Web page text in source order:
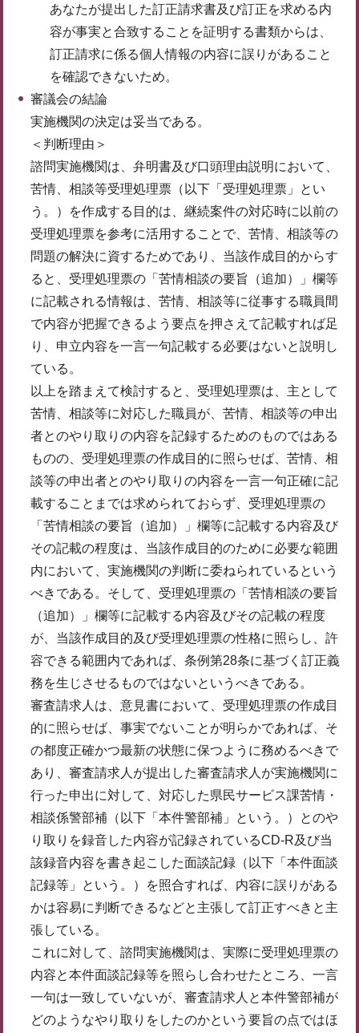
あなたが提出した訂正請求書及び訂正を求める内
容が事実と合致することを証明する書類からは、
訂正請求に係る個人情報の内容に誤りがあること
を確認できないため。
審議会の結論
実施機関の決定は妥当である。
＜判断理由＞
諮問実施機関は、弁明書及び口頭理由説明において、
苦情、相談等受理処理票（以下「受理処理票」とい
う。）を作成する目的は、継続案件の対応時に以前の
受理処理票を参考に活用することで、苦情、相談等の
問題の解決に資するためであり、当該作成目的からす
ると、受理処理票の「苦情相談の要旨（追加）」欄等
に記載される情報は、苦情、相談等に従事する職員間
で内容が把握できるよう要点を押さえて記載すれば足
り、申立内容を一言一句記載する必要はないと説明し
ている。
以上を踏まえて検討すると、受理処理票は、主として
苦情、相談等に対応した職員が、苦情、相談等の申出
者とのやり取りの内容を記録するためのものではある
ものの、受理処理票の作成目的に照らせば、苦情、相
談等の申出者とのやり取りの内容を一言一句正確に記
載することまでは求められておらず、受理処理票の
「苦情相談の要旨（追加）」欄等に記載する内容及び
その記載の程度は、当該作成目的のために必要な範囲
内において、実施機関の判断に委ねられているという
べきである。そして、受理処理票の「苦情相談の要旨
（追加）」欄等に記載する内容及びその記載の程度
が、当該作成目的及び受理処理票の性格に照らし、許
容できる範囲内であれば、条例第28条に基づく訂正義
務を生じさせるものではないというべきである。
審査請求人は、意見書において、受理処理票の作成目
的に照らせば、事実でないことが明らかであれば、そ
の都度正確かつ最新の状態に保つように務めるべきで
あり、審査請求人が提出した審査請求人が実施機関に
行った申出に対して、対応した県民サービス課苦情・
相談係警部補（以下「本件警部補」という。）とのや
り取りを録音した内容が記録されているCD-R及び当
該録音内容を書き起こした面談記録（以下「本件面談
記録等」という。）を照合すれば、内容に誤りがある
かは容易に判断できるなどと主張して訂正すべきと主
張している。
これに対して、諮問実施機関は、実際に受理処理票の
内容と本件面談記録等を照らし合わせたところ、一言
一句は一致していないが、審査請求人と本件警部補が
どのようなやり取りをしたのかという要旨の点ではほ